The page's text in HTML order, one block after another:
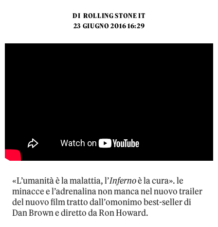
DI ROLLING STONE IT
23 GIUGNO 2016 16:29
«L’umanità è la malattia, l’Infernoè la cura». le
minacce e l’adrenalina non manca nel nuovo trailer
del nuovo film tratto dall’omonimo best-seller di
Dan Brown e diretto da Ron Howard.